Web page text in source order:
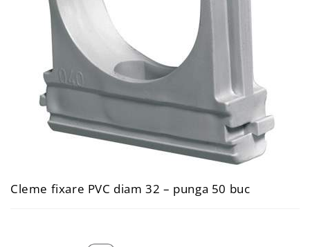
Cleme fixare PVC diam 32 – punga 50 buc